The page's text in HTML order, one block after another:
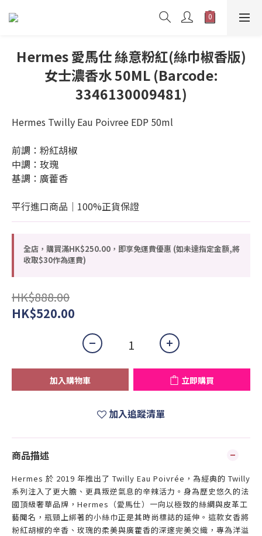
Hermes 愛馬仕 絲意粉紅(絲巾椒香版)
女士濃香水 50ML (Barcode:
3346130009481)
Hermes Twilly Eau Poivree EDP 50ml
前調：粉紅胡椒
中調：玫瑰
基調：廣藿香
平行進口商品｜100%正貨保證
全店，購買滿HK$250.00，即享免運費優惠 (如未達指定金額,將
收取$30作為運費)
HK$888.00
HK$520.00
加入購物車 立即購買
加入追蹤清單
商品描述
Hermes 於 2019 年推出了 Twilly Eau Poivrée，為經典的 Twilly
系列注入了更大膽、更具叛逆氣息的辛辣活力。身為歷史悠久的法
國頂級奢華品牌，Hermes（愛馬仕）一向以極致的絲綢與皮革工
藝聞名，瓶頸上綁著的小絲巾正是其時尚標誌的延伸。這款女香將
粉紅胡椒的辛香、玫瑰的柔美與廣藿香的深邃完美交織，專為洋溢